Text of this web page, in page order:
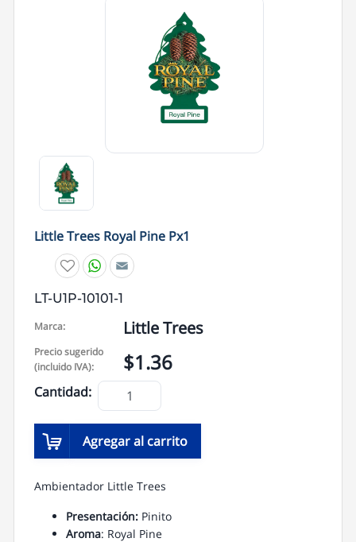
Little Trees Royal Pine Px1
W
h
t
E
m
LT-U1P-10101-1
Marca: Little Trees
Precio sugerido
(incluido IVA):
$1.36
Cantidad:
Agregar al carrito
Ambientador Little Trees
Presentación: Pinito
Aroma: Royal Pine